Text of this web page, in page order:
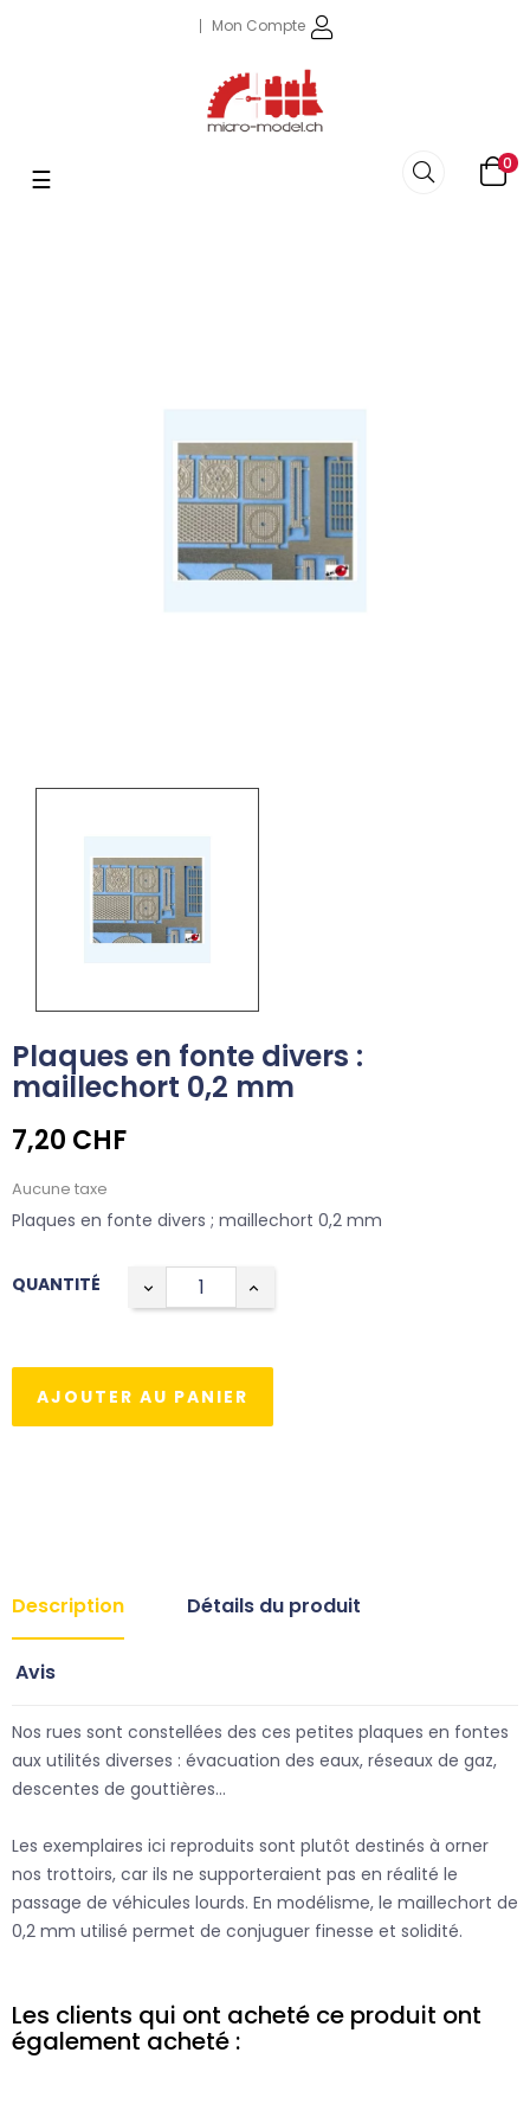
Mon Compte
Basculer
☰
0
Plaques en fonte divers :
maillechort 0,2 mm
7,20 CHF
Aucune taxe
Plaques en fonte divers ; maillechort 0,2 mm
QUANTITÉ
AJOUTER AU PANIER
Description Détails du produit
Avis
Nos rues sont constellées des ces petites plaques en fontes
aux utilités diverses : évacuation des eaux, réseaux de gaz,
descentes de gouttières…
Les exemplaires ici reproduits sont plutôt destinés à orner
nos trottoirs, car ils ne supporteraient pas en réalité le
passage de véhicules lourds. En modélisme, le maillechort de
0,2 mm utilisé permet de conjuguer finesse et solidité.
Les clients qui ont acheté ce produit ont
également acheté :